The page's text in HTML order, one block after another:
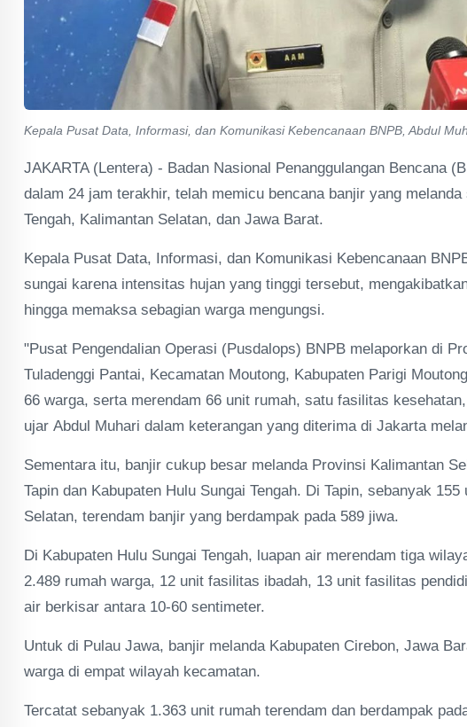
Kepala Pusat Data, Informasi, dan Komunikasi Kebencanaan BNPB, Abdul
JAKARTA (Lentera) - Badan Nasional Penanggulangan Bencana
dalam 24 jam terakhir, telah memicu bencana banjir yang
Tengah, Kalimantan Selatan, dan Jawa Barat.
Kepala Pusat Data, Informasi, dan Komunikasi Kebencanaan
sungai karena intensitas hujan yang tinggi tersebut,
hingga memaksa sebagian warga mengungsi.
"Pusat Pengendalian Operasi (Pusdalops) BNPB melaporkan di
Tuladenggi Pantai, Kecamatan Moutong, Kabupaten Parigi
66 warga, serta merendam 66 unit rumah, satu fasilitas
ujar Abdul Muhari dalam keterangan yang diterima di Jakarta
Sementara itu, banjir cukup besar melanda Provinsi Kalimantan
Tapin dan Kabupaten Hulu Sungai Tengah. Di Tapin, sebanyak
Selatan, terendam banjir yang berdampak pada 589 jiwa.
Di Kabupaten Hulu Sungai Tengah, luapan air merendam tiga
2.489 rumah warga, 12 unit fasilitas ibadah, 13 unit fasilitas
air berkisar antara 10-60 sentimeter.
Untuk di Pulau Jawa, banjir melanda Kabupaten Cirebon, Jawa
warga di empat wilayah kecamatan.
Tercatat sebanyak 1.363 unit rumah terendam dan berdampak